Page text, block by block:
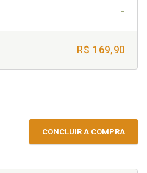
-
R$ 169,90
CONCLUIR A COMPRA